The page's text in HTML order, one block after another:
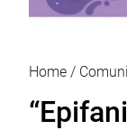
Home